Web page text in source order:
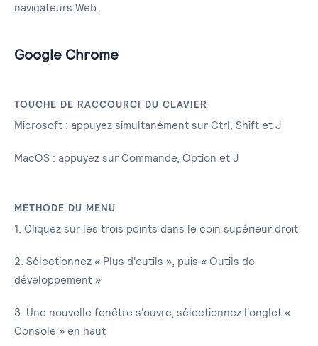
navigateurs Web.
Google Chrome
TOUCHE DE RACCOURCI DU CLAVIER
Microsoft : appuyez simultanément sur Ctrl, Shift et J
MacOS : appuyez sur Commande, Option et J
MÉTHODE DU MENU
1. Cliquez sur les trois points dans le coin supérieur droit
2. Sélectionnez « Plus d'outils », puis « Outils de
développement »
3. Une nouvelle fenêtre s'ouvre, sélectionnez l'onglet «
Console » en haut